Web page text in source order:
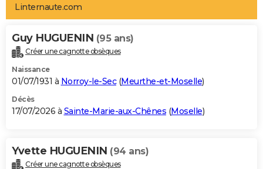
Art de vivre
Bien-être
Loisirs
Mode
Modes de vie
Alimentation
Guide de la santé
Maladies
Médicaments
Sommeil
VOYAGE
Destinations
City break
Voyage nature
Voyage de noces
Forum
Climat
+PHOTO
GUIDES D'ACHAT
BONS PLANS
Carte de Noël
Carte Bonne année
Carte Saint-Valentin
Carte Pâques
Carte d'anniversaire
DICTIONNAIRE
Linternaute.com
Guy HUGUENIN (95 ans)
Créer une cagnotte obsèques
Naissance
01/07/1931 à Norroy-le-Sec(Meurthe-et-Moselle)
Décès
17/07/2026 à Sainte-Marie-aux-Chênes (Moselle)
Yvette HUGUENIN (94 ans)
Créer une cagnotte obsèques